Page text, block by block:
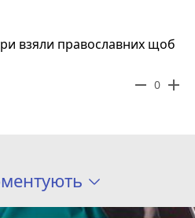
взяли православних щоб
remove 0 add